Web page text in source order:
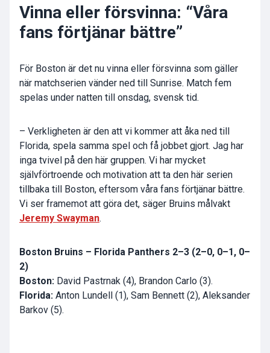
Vinna eller försvinna: “Våra
fans förtjänar bättre”
För Boston är det nu vinna eller försvinna som gäller
när matchserien vänder ned till Sunrise. Match fem
spelas under natten till onsdag, svensk tid.
– Verkligheten är den att vi kommer att åka ned till
Florida, spela samma spel och få jobbet gjort. Jag har
inga tvivel på den här gruppen. Vi har mycket
självförtroende och motivation att ta den här serien
tillbaka till Boston, eftersom våra fans förtjänar bättre.
Vi ser framemot att göra det, säger Bruins målvakt
Jeremy Swayman.
Boston Bruins – Florida Panthers 2–3 (2–0, 0–1, 0–
2)
Boston: David Pastrnak (4), Brandon Carlo (3).
Florida: Anton Lundell (1), Sam Bennett (2), Aleksander
Barkov (5).